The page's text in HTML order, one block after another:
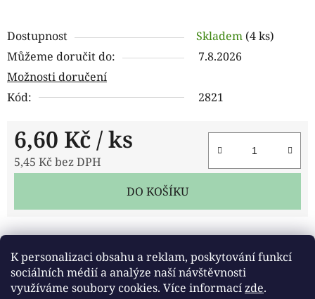
K personalizaci obsahu a reklam, poskytování funkcí
sociálních médií a analýze naší návštěvnosti
využíváme soubory cookies. Více informacízde.
Dostupnost Skladem (4 ks)
Můžeme doručit do:
7.8.2026
Možnosti doručení
Kód:
2821
6,60 Kč / ks
5,45 Kč bez DPH
DO KOŠÍKU